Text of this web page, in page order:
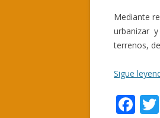
Mediante
urbanizar
terrenos,
Sigue
F